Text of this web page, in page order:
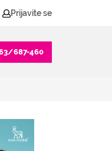
Prijavite se
687-460